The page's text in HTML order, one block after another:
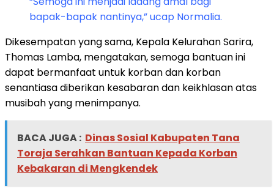
bapak-bapak nantinya,” ucap Normalia.
Dikesempatan yang sama, Kepala Kelurahan Sarira,
Thomas Lamba, mengatakan, semoga bantuan ini
dapat bermanfaat untuk korban dan korban
senantiasa diberikan kesabaran dan keikhlasan atas
musibah yang menimpanya.
BACA JUGA : Dinas Sosial Kabupaten Tana
Toraja Serahkan Bantuan Kepada Korban
Kebakaran di Mengkendek